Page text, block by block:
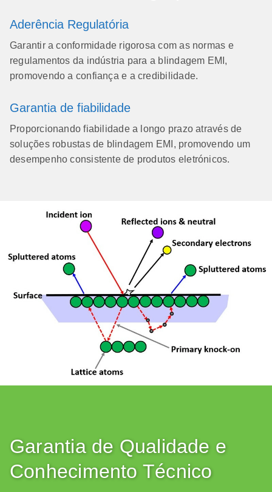
Aderência Regulatória
Garantir a conformidade rigorosa com as normas e
regulamentos da indústria para a blindagem EMI,
promovendo a confiança e a credibilidade.
Garantia de fiabilidade
Proporcionando fiabilidade a longo prazo através de
soluções robustas de blindagem EMI, promovendo um
desempenho consistente de produtos eletrónicos.
Garantia de Qualidade e
Conhecimento Técnico